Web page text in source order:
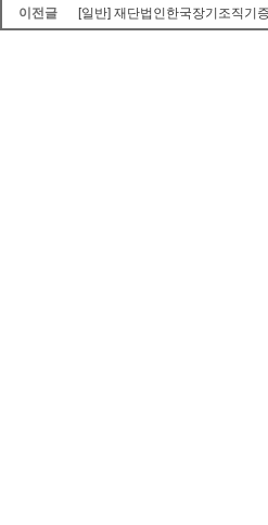
이전글
[일반] 재단법인한국장기조직기